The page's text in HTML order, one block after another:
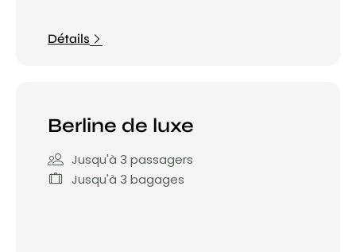
Détails
Berline de luxe
Jusqu'à 3 passagers
Jusqu'à 3 bagages